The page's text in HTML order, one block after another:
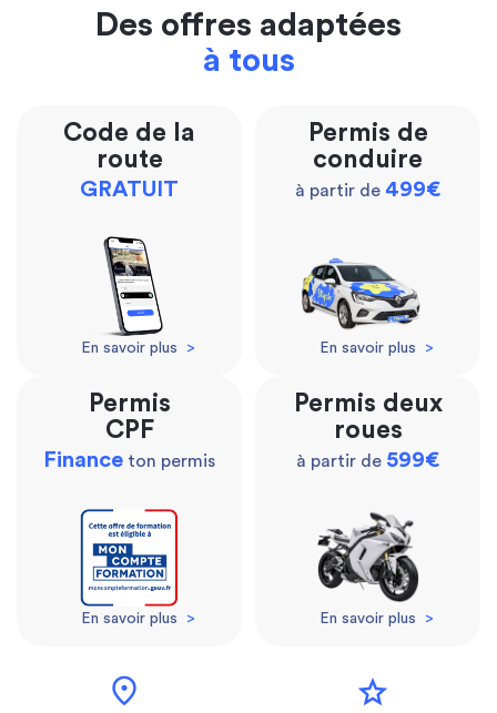
Des offres adaptées
à tous
Code de la
route
GRATUIT
En savoir plus >
Permis de
conduire
à partir de 499€
En savoir plus >
Permis
CPF
Finance ton permis
En savoir plus >
Permis deux
roues
à partir de 599€
En savoir plus >
location_on star